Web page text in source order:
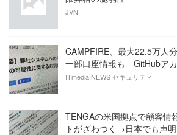
JVN
CAMPFIRE、最大22.5万人
一部口座情報も GitHubア
ITmedia NEWS セキュリティ
TENGAの米国拠点で顧客情
トがざわつく→日本でも声明